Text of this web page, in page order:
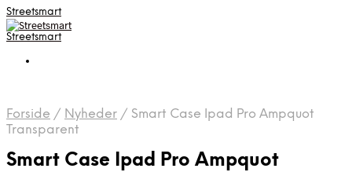
Streetsmart
Streetsmart
Forside / Nyheder / Smart Case Ipad Pro Ampquot
Transparent
Smart Case Ipad Pro Ampquot